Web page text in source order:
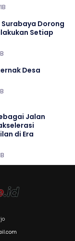
Surabaya Dorong
Setiap
Desa
Jalan
di Era